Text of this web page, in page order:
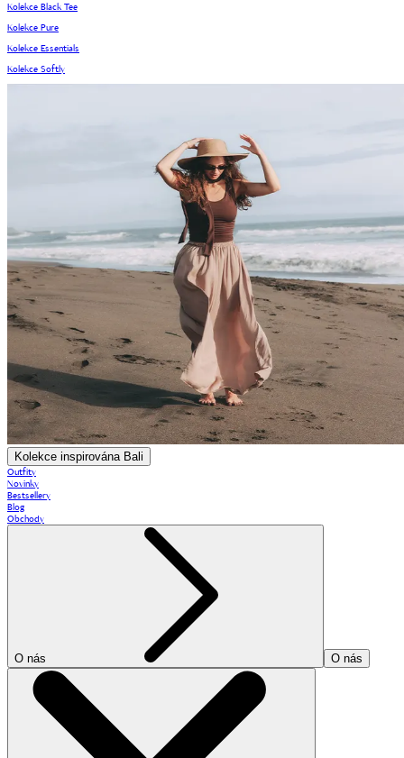
Kolekce Black Tee
Kolekce Pure
Kolekce Essentials
Kolekce Softly
Kolekce inspirována Bali
Outfity
Novinky
Bestsellery
Blog
Obchody
O nás O nás